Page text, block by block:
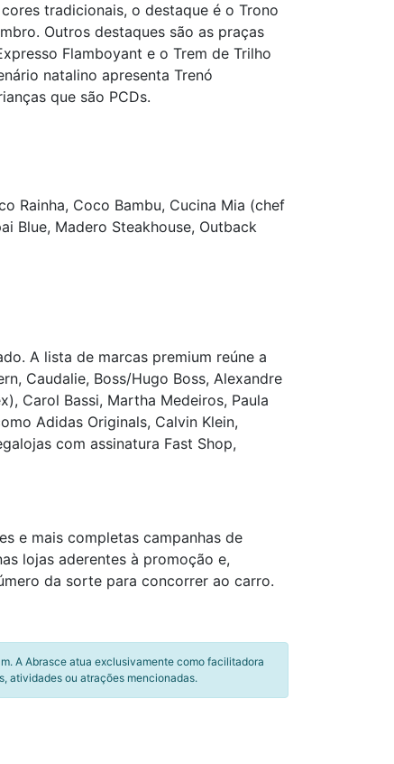
tradicionais, o destaque é o Trono
Outros destaques são as praças
Flamboyant e o Trem de Trilho
natalino apresenta Trenó
que são PCDs.
Rainha, Coco Bambu, Cucina Mia (chef
Blue, Madero Steakhouse, Outback
A lista de marcas premium reúne a
Caudalie, Boss/Hugo Boss, Alexandre
Carol Bassi, Martha Medeiros, Paula
Adidas Originals, Calvin Klein,
com assinatura Fast Shop,
e mais completas campanhas de
lojas aderentes à promoção e,
da sorte para concorrer ao carro.
A Abrasce atua exclusivamente como facilitadora
atividades ou atrações mencionadas.